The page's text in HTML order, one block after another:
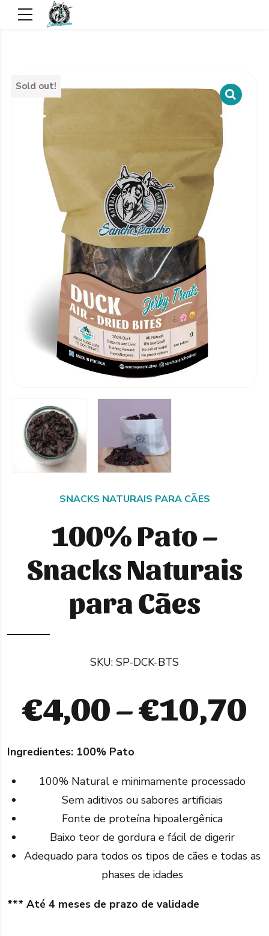
Sold out!
SNACKS NATURAIS PARA CÃES
100% Pato –
Snacks Naturais
para Cães
SKU: SP-DCK-BTS
€4,00–€10,70
Ingredientes: 100% Pato
100% Natural e minimamente processado
Sem aditivos ou sabores artificiais
Fonte de proteína hipoalergênica
Baixo teor de gordura e fácil de digerir
Adequado para todos os tipos de cães e todas as
phases de idades
*** Até 4 meses de prazo de validade